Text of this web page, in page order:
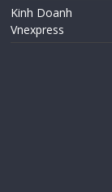
Kinh Doanh
Vnexpress